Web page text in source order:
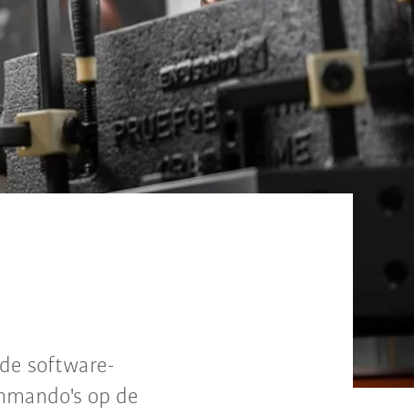
software-
op de